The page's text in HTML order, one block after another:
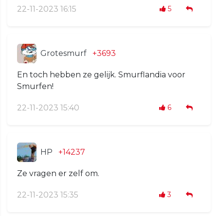
22-11-2023 16:15 5
Grotesmurf +3693
En toch hebben ze gelijk. Smurflandia voor
Smurfen!
22-11-2023 15:40 6
HP +14237
Ze vragen er zelf om.
22-11-2023 15:35 3